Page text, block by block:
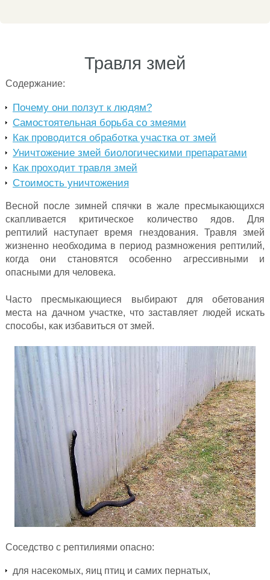
Травля змей
Содержание:
Почему они ползут к людям?
Самостоятельная борьба со змеями
Как проводится обработка участка от змей
Уничтожение змей биологическими препаратами
Как проходит травля змей
Стоимость уничтожения
Весной после зимней спячки в жале пресмыкающихся
скапливается критическое количество ядов. Для
рептилий наступает время гнездования. Травля змей
жизненно необходима в период размножения рептилий,
когда они становятся особенно агрессивными и
опасными для человека.
Часто пресмыкающиеся выбирают для обетования
места на дачном участке, что заставляет людей искать
способы, как избавиться от змей.
Соседство с рептилиями опасно:
для насекомых, яиц птиц и самих пернатых,